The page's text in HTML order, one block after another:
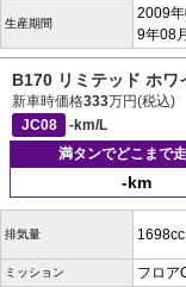
生産期間
2009
9年08月
B170 リミテッド ホワ
新車時価格333万円(税込)
JC08
-km/L
満タンでどこまで
-km
排気量 1698cc
ミッション フロア